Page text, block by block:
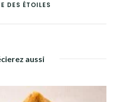
DES ÉTOILES
aussi